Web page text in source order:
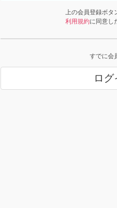
上の会員登録ボタ
利用規約に同意し
すでに会
ログ